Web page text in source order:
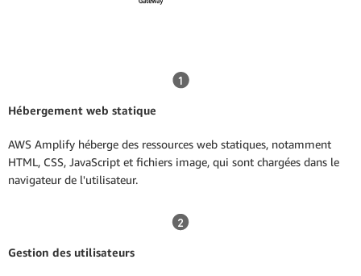
Hébergement web statique
AWS Amplify héberge des ressources web statiques, notamment
HTML, CSS, JavaScript et fichiers image, qui sont chargées dans le
navigateur de l'utilisateur.
Gestion des utilisateurs